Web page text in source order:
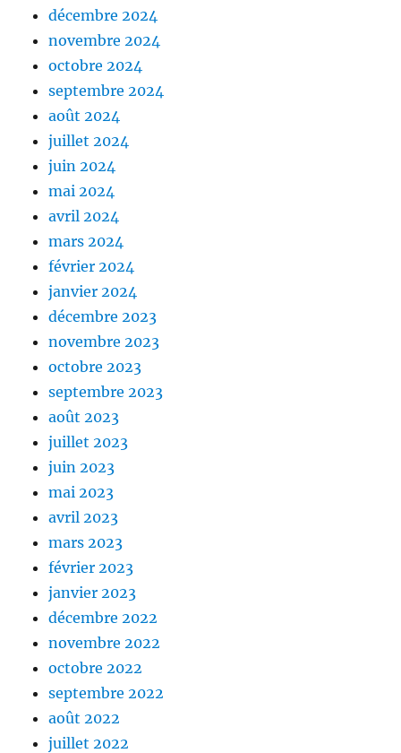
décembre 2024
novembre 2024
octobre 2024
septembre 2024
août 2024
juillet 2024
juin 2024
mai 2024
avril 2024
mars 2024
février 2024
janvier 2024
décembre 2023
novembre 2023
octobre 2023
septembre 2023
août 2023
juillet 2023
juin 2023
mai 2023
avril 2023
mars 2023
février 2023
janvier 2023
décembre 2022
novembre 2022
octobre 2022
septembre 2022
août 2022
juillet 2022